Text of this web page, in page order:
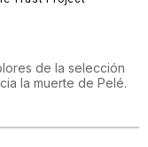
de la selección
la muerte de Pelé.